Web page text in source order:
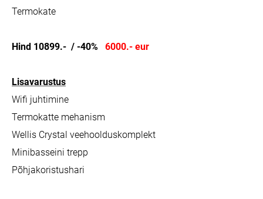
Termokate
Hind 10899.- / -40% 6000.- eur
Lisavarustus
Wifi juhtimine
Termokatte mehanism
Wellis Crystal veehoolduskomplekt
Minibasseini trepp
Põhjakoristushari